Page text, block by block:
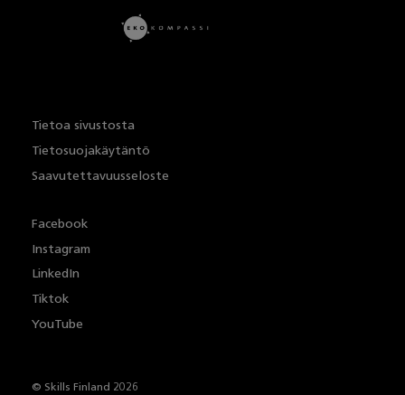
Tietoa sivustosta
Tietosuojakäytäntö
Saavutettavuusseloste
Facebook
Instagram
LinkedIn
Tiktok
YouTube
© Skills Finland 2026